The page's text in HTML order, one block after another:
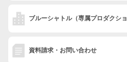
ブルーシャトル（専属プロダクショ
資料請求・お問い合わせ